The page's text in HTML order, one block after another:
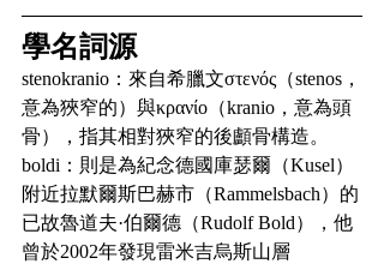
學名詞源
stenokranio：來自希臘文στενός（stenos，
意為狹窄的）與κρανίο（kranio，意為頭
骨），指其相對狹窄的後顱骨構造。
boldi：則是為紀念德國庫瑟爾（Kusel）
附近拉默爾斯巴赫市（Rammelsbach）的
已故魯道夫·伯爾德（Rudolf Bold），他
曾於2002年發現雷米吉烏斯山層